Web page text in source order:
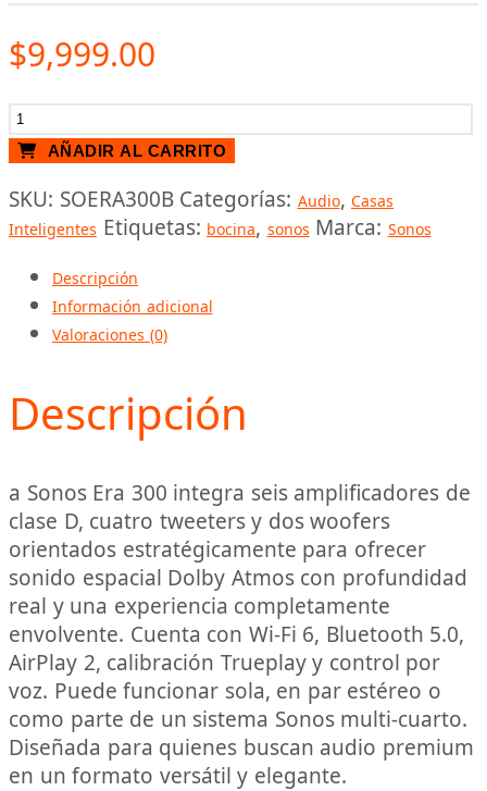
$9,999.00
BOCINA
INTELIGENTE
CONTROL
VOZ
SONOS
300
NEGRO
cantidad
AÑADIR AL CARRITO
SKU: SOERA300B Categorías: Audio, Casas
Inteligentes Etiquetas: bocina, sonos Marca: Sonos
Descripción
Información adicional
Valoraciones (0)
Descripción
a Sonos Era 300 integra seis amplificadores de
clase D, cuatro tweeters y dos woofers
orientados estratégicamente para ofrecer
sonido espacial Dolby Atmos con profundidad
real y una experiencia completamente
envolvente. Cuenta con Wi-Fi 6, Bluetooth 5.0,
AirPlay 2, calibración Trueplay y control por
voz. Puede funcionar sola, en par estéreo o
como parte de un sistema Sonos multi-cuarto.
Diseñada para quienes buscan audio premium
en un formato versátil y elegante.